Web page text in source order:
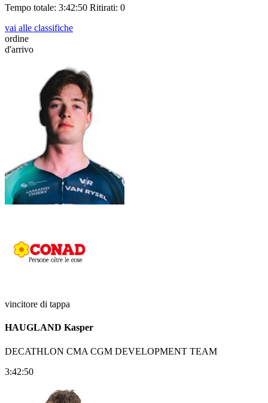
Tempo totale: 3:42:50 Ritirati: 0
vai alle classifiche
ordine
d'arrivo
vincitore di tappa
HAUGLAND Kasper
DECATHLON CMA CGM DEVELOPMENT TEAM
3:42:50